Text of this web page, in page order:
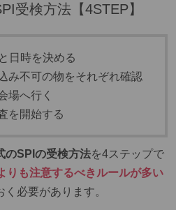
受検方法【4STEP】
日時を決める
み不可の物をそれぞれ確認
場へ行く
を開始する
のSPIの受検方法を4ステップで
りも注意するべきルールが多い
必要があります。